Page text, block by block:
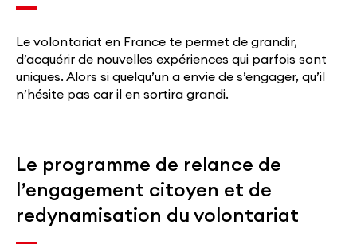
Le volontariat en France te permet de grandir,
d’acquérir de nouvelles expériences qui parfois sont
uniques. Alors si quelqu’un a envie de s’engager, qu’il
n’hésite pas car il en sortira grandi.
Le programme de relance de
l’engagement citoyen et de
redynamisation du volontariat